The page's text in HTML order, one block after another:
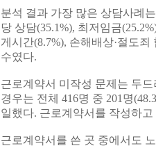
분석 결과 가장 많은 상담사례
당 상담(35.1%), 최저임금
게시간(8.7%), 손해배상·절도죄
수였다.
근로계약서 미작성 문제는 두
경우는 전체 416명 중 201명
일했다. 근로계약서를 작성하
근로계약서를 쓴 곳 중에서도